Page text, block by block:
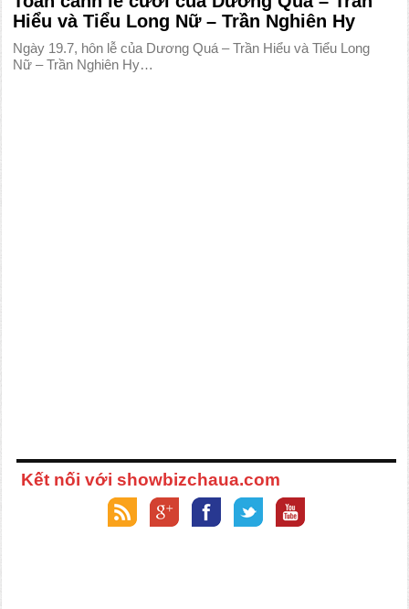
Hiểu và Tiểu Long Nữ – Trần Nghiên Hy
Ngày 19.7, hôn lễ của Dương Quá – Trần Hiểu và Tiểu Long
Nữ – Trần Nghiên Hy…
Kết nối với showbizchaua.com